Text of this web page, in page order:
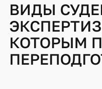
ВИДЫ
КОТОРЫМ